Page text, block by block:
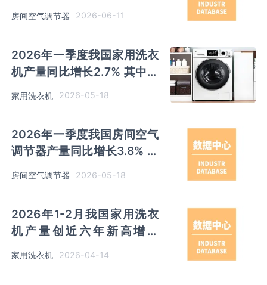
中广东产量占比36.73%位居
首位
房间空气调节器 2026-06-11
2026年一季度我国家用洗衣
机产量同比增长2.7% 其中安
30.2%、28.3%
家用洗衣机 2026-05-18
2026年一季度我国房间空气
调节器产量同比增长3.8% 其
中广东以超千万台产量排名第
房间空气调节器 2026-05-18
2026年1-2月我国家用洗衣
机产量创近六年新高增至
1857.9万吨 其中安徽、江苏
产量占比30.67%、28.93%
家用洗衣机 2026-04-14